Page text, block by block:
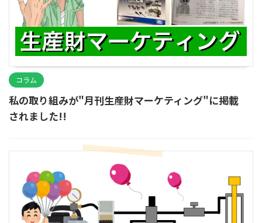
コラム
私の取り組みが"月刊生産財マーケティング"に掲載
されました!!